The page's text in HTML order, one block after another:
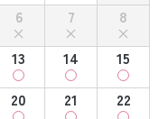
6 7
8
13 14
15
20 21
22